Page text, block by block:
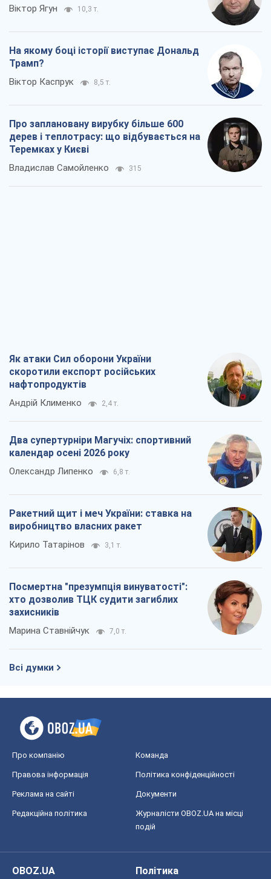
Віктор Ягун 10,3 т.
На якому боці історії виступає Дональд
Трамп?
Віктор Каспрук 8,5 т.
Про заплановану вирубку більше 600
дерев і теплотрасу: що відбувається на
Теремках у Києві
Владислав Самойленко 315
Як атаки Сил оборони України
скоротили експорт російських
нафтопродуктів
Андрій Клименко 2,4 т.
Два супертурніри Магучіх: спортивний
календар осені 2026 року
Олександр Липенко 6,8 т.
Ракетний щит і меч України: ставка на
виробництво власних ракет
Кирило Татарінов 3,1 т.
Посмертна "презумпція винуватості":
хто дозволив ТЦК судити загиблих
захисників
Марина Ставнійчук 7,0 т.
Всі думки
Про компанію Команда
Правова інформація Політика конфіденційності
Реклама на сайті Документи
Редакційна політика
Журналісти OBOZ.UA на місці
подій
OBOZ.UA
Політика